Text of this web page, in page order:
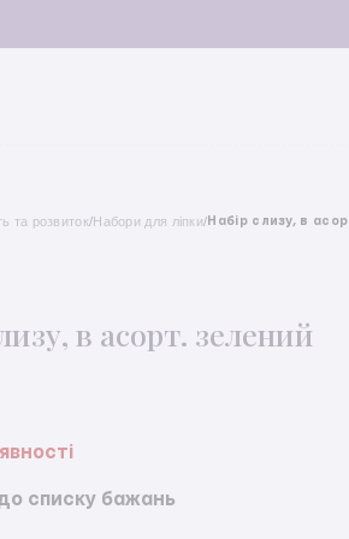
та розвиток/Набори для ліпки/ Набір cлизу, в
в асорт. зелений
списку бажань